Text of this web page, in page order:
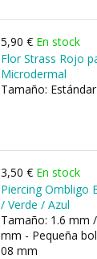
5,90 € En stock
Flor Strass Rojo
Microdermal
Tamaño:
3,50 € En stock
Piercing Ombligo
/ Verde / Azul
Tamaño: 1.6 mm
mm - Pequeña
08 mm